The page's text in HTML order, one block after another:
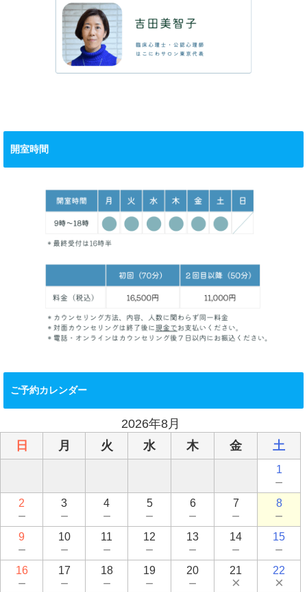
開室時間
ご予約カレンダー
2026年8月
日
月 火 水 木 金 土
1
－
2
－
3
－
4
－
5
－
6
－
7
－
8
－
9
－
10
－
11
－
12
－
13
－
14
－
15
－
16
－
17
－
18
－
19
－
20
－
21
×
22
×